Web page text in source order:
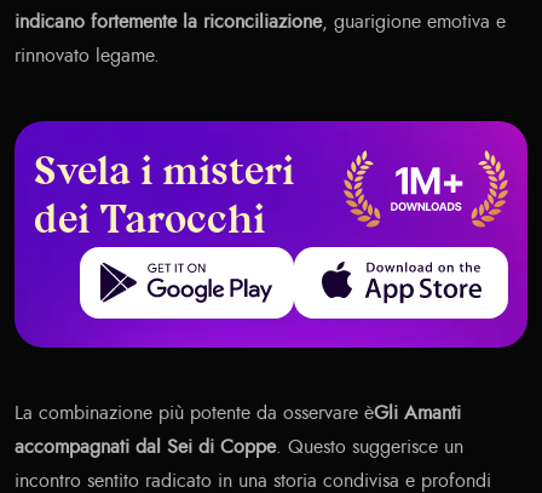
indicano fortemente la riconciliazione, guarigione emotiva e
rinnovato legame.
Svela i misteri
dei Tarocchi
Get it on Google Play Download on the App Store
La combinazione più potente da osservare èGli Amanti
accompagnati dal Sei di Coppe. Questo suggerisce un
incontro sentito radicato in una storia condivisa e profondi